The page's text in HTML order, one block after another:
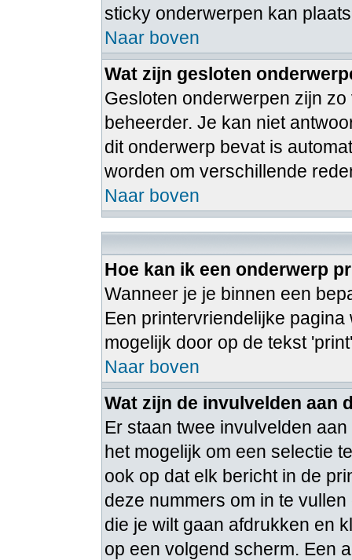
sticky onderwerpen kan
Naar boven
Wat zijn gesloten
Gesloten onderwerpen zijn
beheerder. Je kan niet
dit onderwerp bevat is
worden om verschillende
Naar boven
Hoe kan ik een onderwerp
Wanneer je je binnen een
Een printervriendelijke
mogelijk door op de tekst
Naar boven
Wat zijn de invulvelden aan
Er staan twee invulvelden
het mogelijk om een selectie
ook op dat elk bericht in de
deze nummers om in te
die je wilt gaan afdrukken en
op een volgend scherm. Een